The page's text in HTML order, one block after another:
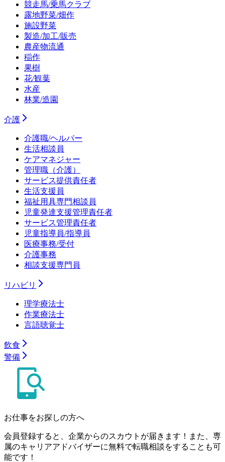
競走馬/乗馬クラブ
露地野菜/畑作
施設野菜
製造/加工/販売
農産物流通
稲作
果樹
花/観葉
水産
林業/造園
介護
介護職/ヘルパー
生活相談員
ケアマネジャー
管理職（介護）
サービス提供責任者
生活支援員
福祉用具専門相談員
児童発達支援管理責任者
サービス管理責任者
児童指導員/指導員
医療事務/受付
介護事務
相談支援専門員
リハビリ
理学療法士
作業療法士
言語聴覚士
飲食
警備
お仕事をお探しの方へ
会員登録すると、企業からのスカウトが届きます！また、専
属のキャリアアドバイザーに無料で転職相談をすることも可
能です！